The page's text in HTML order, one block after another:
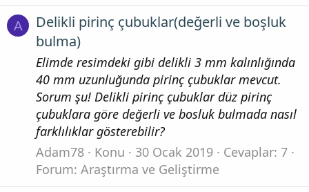
A
Delikli pirinç çubuklar(değerli ve boşluk
bulma)
Elimde resimdeki gibi delikli 3 mm kalınlığında
40 mm uzunluğunda pirinç çubuklar mevcut.
Sorum şu! Delikli pirinç çubuklar düz pirinç
çubuklara göre değerli ve bosluk bulmada nasıl
farklılıklar gösterebilir?
Adam78
Konu 30 Ocak 2019
Cevaplar: 7
Forum: Araştırma ve Geliştirme